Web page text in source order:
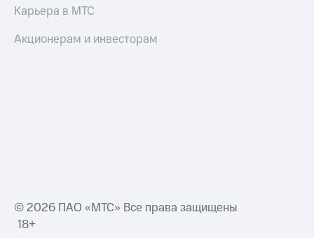
Карьера в МТС
Акционерам и инвесторам
© 2026 ПАО «МТС» Все права защищены
18+